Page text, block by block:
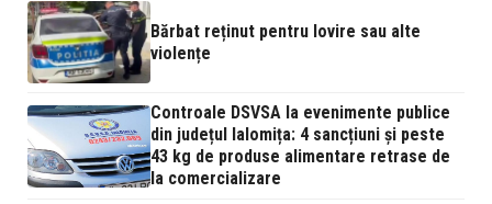
Bărbat reținut pentru lovire sau alte
violențe
Controale DSVSA la evenimente publice
din județul Ialomița: 4 sancțiuni și peste
43 kg de produse alimentare retrase de
la comercializare